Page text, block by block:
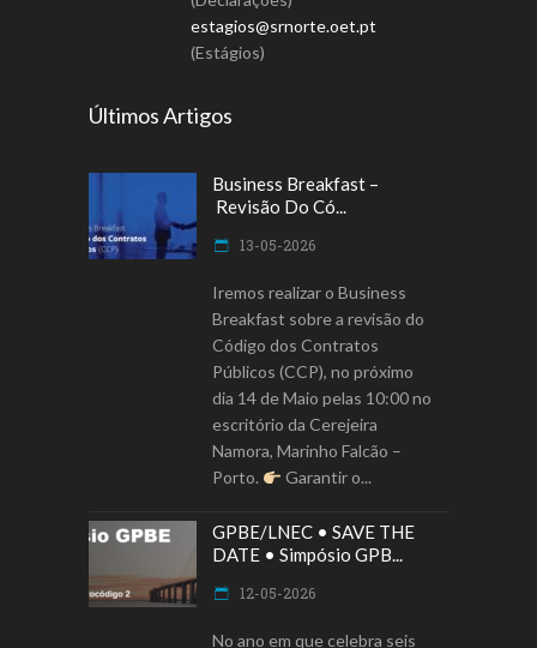
estagios@srnorte.oet.pt
(Estágios)
Últimos Artigos
Business Breakfast –
Revisão Do Có...
13-05-2026
Iremos realizar o Business
Breakfast sobre a revisão do
Código dos Contratos
Públicos (CCP), no próximo
dia 14 de Maio pelas 10:00 no
escritório da Cerejeira
Namora, Marinho Falcão –
Porto.
Garantir o
GPBE/LNEC • SAVE THE
DATE • Simpósio GPB...
12-05-2026
No ano em que celebra seis